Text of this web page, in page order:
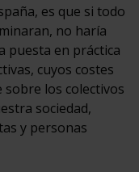
es que si todo
no haría
puesta en práctica
cuyos costes
sobre los colectivos
sociedad,
y personas